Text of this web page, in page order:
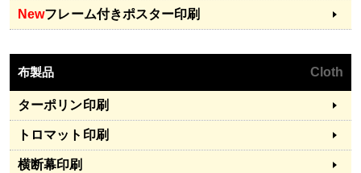
Newフレーム付きポスター印刷
布製品 Cloth
ターポリン印刷
トロマット印刷
横断幕印刷